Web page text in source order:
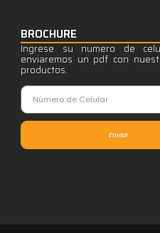
BROCHURE
Ingrese su numero de
enviaremos un pdf con
productos.
Enviar